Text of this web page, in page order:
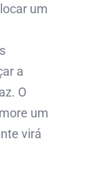
um
a
O
um
virá